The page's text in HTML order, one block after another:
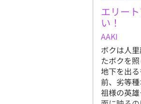
エリー
い！
AAKI
ボクは人
たボクを
地下を出
前、劣等
祖様の英